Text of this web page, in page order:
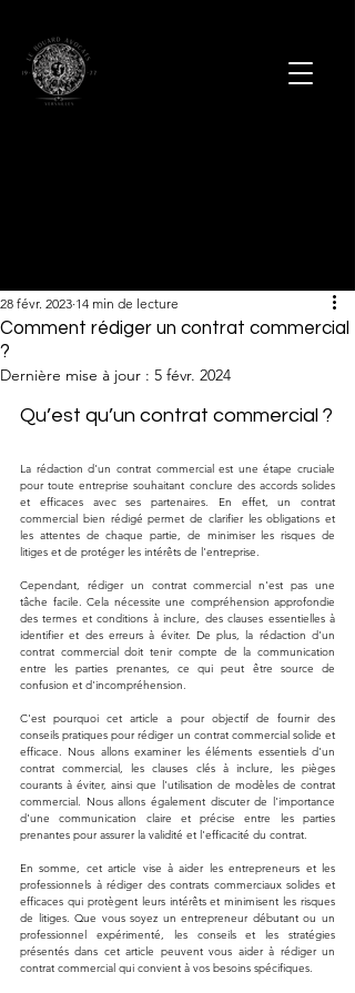
Comment rédiger un contrat commercial
?
28 févr. 2023 14 min de lecture
Dernière mise à jour : 5 févr. 2024
Qu’est qu’un contrat commercial ?
La rédaction d'un contrat commercial est une étape cruciale
pour toute entreprise souhaitant conclure des accords solides
et efficaces avec ses partenaires. En effet, un contrat
commercial bien rédigé permet de clarifier les obligations et
les attentes de chaque partie, de minimiser les risques de
litiges et de protéger les intérêts de l'entreprise.
Cependant, rédiger un contrat commercial n'est pas une
tâche facile. Cela nécessite une compréhension approfondie
des termes et conditions à inclure, des clauses essentielles à
identifier et des erreurs à éviter. De plus, la rédaction d'un
contrat commercial doit tenir compte de la communication
entre les parties prenantes, ce qui peut être source de
confusion et d'incompréhension.
C'est pourquoi cet article a pour objectif de fournir des
conseils pratiques pour rédiger un contrat commercial solide et
efficace. Nous allons examiner les éléments essentiels d'un
contrat commercial, les clauses clés à inclure, les pièges
courants à éviter, ainsi que l'utilisation de modèles de contrat
commercial. Nous allons également discuter de l'importance
d'une communication claire et précise entre les parties
prenantes pour assurer la validité et l'efficacité du contrat.
En somme, cet article vise à aider les entrepreneurs et les
professionnels à rédiger des contrats commerciaux solides et
efficaces qui protègent leurs intérêts et minimisent les risques
de litiges. Que vous soyez un entrepreneur débutant ou un
professionnel expérimenté, les conseils et les stratégies
présentés dans cet article peuvent vous aider à rédiger un
contrat commercial qui convient à vos besoins spécifiques.